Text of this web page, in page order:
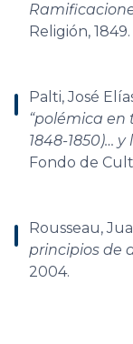
Religión, 1849.
Palti, José
“polémica en
1848-1850)…
Fondo de
Rousseau,
principios de
2004.